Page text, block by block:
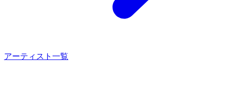
アーティスト一覧